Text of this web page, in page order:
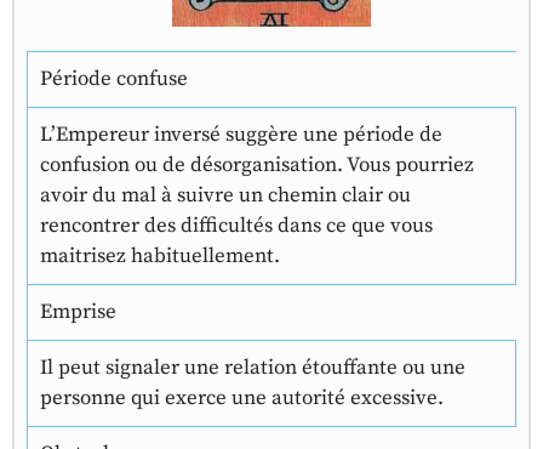
Période confuse
L’Empereur inversé suggère une période de
confusion ou de désorganisation. Vous pourriez
avoir du mal à suivre un chemin clair ou
rencontrer des difficultés dans ce que vous
maitrisez habituellement.
Emprise
Il peut signaler une relation étouffante ou une
personne qui exerce une autorité excessive.